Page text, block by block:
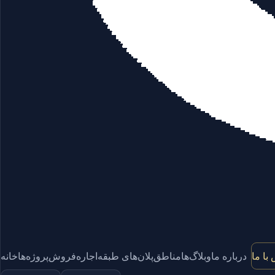
خانهپروژه‌هافروشاجارهپلان‌های طبقهمناطقوبلاگ‌هادرباره ما ما